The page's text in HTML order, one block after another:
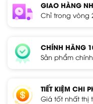
GIAO HÀNG
Chỉ trong vòng
CHÍNH HÃNG
Sản phẩm
TIẾT KIỆM CHI
Giá tốt nhất thị